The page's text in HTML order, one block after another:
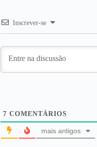
Inscrever-se
7 COMENTÁRIOS
mais antigos